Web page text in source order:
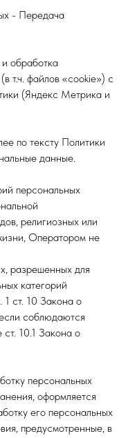
- Передача
обработка
т.ч. файлов «cookie») с
(Яндекс Метрика и
по тексту Политики
данные.
персональных
религиозных или
Оператором не
разрешенных для
категорий
1 ст. 10 Закона о
соблюдаются
10.1 Закона о
персональных
оформляется
его персональных
предусмотренные, в